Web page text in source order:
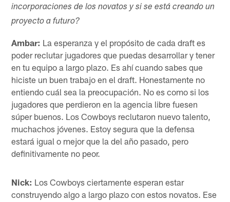
incorporaciones de los novatos y si se está creando un
proyecto a futuro?
Ambar: La esperanza y el propósito de cada draft es
poder reclutar jugadores que puedas desarrollar y tener
en tu equipo a largo plazo. Es ahí cuando sabes que
hiciste un buen trabajo en el draft. Honestamente no
entiendo cuál sea la preocupación. No es como si los
jugadores que perdieron en la agencia libre fuesen
súper buenos. Los Cowboys reclutaron nuevo talento,
muchachos jóvenes. Estoy segura que la defensa
estará igual o mejor que la del año pasado, pero
definitivamente no peor.
Nick: Los Cowboys ciertamente esperan estar
construyendo algo a largo plazo con estos novatos. Ese